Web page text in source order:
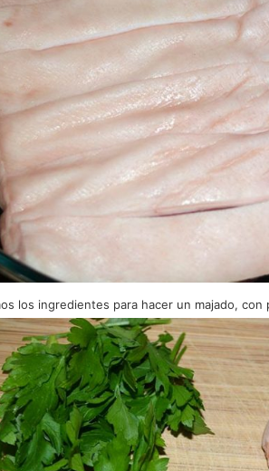
los ingredientes para hacer un majado,